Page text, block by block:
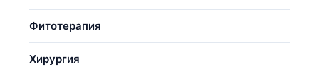
Фитотерапия
Хирургия